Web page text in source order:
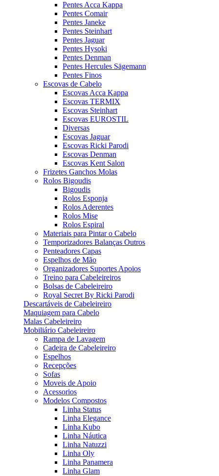
Pentes Acca Kappa
Pentes Comair
Pentes Janeke
Pentes Steinhart
Pentes Jaguar
Pentes Hysoki
Pentes Denman
Pentes Hercules Sägemann
Pentes Finos
Escovas de Cabelo
Escovas Acca Kappa
Escovas TERMIX
Escovas Steinhart
Escovas EUROSTIL
Diversas
Escovas Jaguar
Escovas Ricki Parodi
Escovas Denman
Escovas Kent Salon
Frizetes Ganchos Molas
Rolos Bigoudis
Bigoudis
Rolos Esponja
Rolos Aderentes
Rolos Mise
Rolos Espiral
Materiais para Pintar o Cabelo
Temporizadores Balanças Outros
Penteadores Capas
Espelhos de Mão
Organizadores Suportes Apoios
Treino para Cabeleireiros
Bolsas de Cabeleireiro
Royal Secret By Ricki Parodi
Descartáveis de Cabeleireiro
Maquiagem para Cabelo
Malas Cabeleireiro
Mobiliário Cabeleireiro
Rampa de Lavagem
Cadeira de Cabeleireiro
Espelhos
Recepções
Sofas
Moveis de Apoio
Acessorios
Modelos Compostos
Linha Status
Linha Elegance
Linha Kubo
Linha Náutica
Linha Natuzzi
Linha Oly
Linha Panamera
Linha Glam